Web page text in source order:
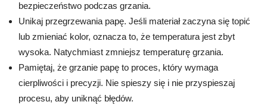
bezpieczeństwo podczas grzania.
Unikaj przegrzewania papę. Jeśli materiał zaczyna się topić
lub zmieniać kolor, oznacza to, że temperatura jest zbyt
wysoka. Natychmiast zmniejsz temperaturę grzania.
Pamiętaj, że grzanie papę to proces, który wymaga
cierpliwości i precyzji. Nie spieszy się i nie przyspieszaj
procesu, aby uniknąć błędów.